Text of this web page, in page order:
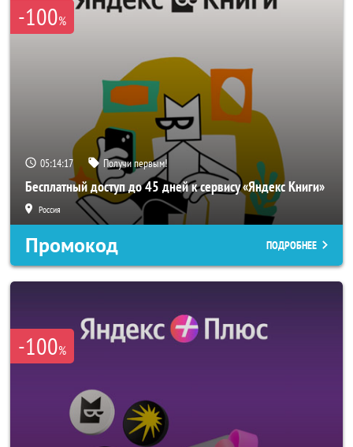
-100%
05:14:17 Получи первым!
Бесплатный доступ до 45 дней к сервису «Яндекс Книги»
Россия
Промокод ПОДРОБНЕЕ
-100%